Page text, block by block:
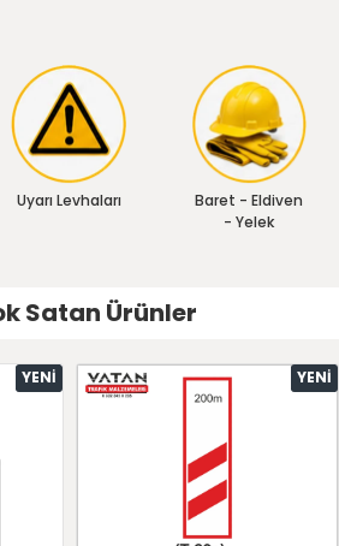
Uyarı Levhaları
Baret - Eldiven
- Yelek
Satan Ürünler
YENI YENI